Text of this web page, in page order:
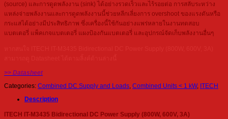
(source) และการดูดพลังงาน (sink) ได้อย่างรวดเร็วและไร้รอยต่อ การสลับระหว่าง
แหล่งจ่ายพลังงานและการดูดพลังงานนี้ช่วยหลีกเลี่ยงการ overshoot ของแรงดันหรือ
กระแสได้อย่างมีประสิทธิภาพ ซึ่งเครื่องนี้ใช้กันอย่างแพร่หลายในงานทดสอบ
แบตเตอรี่ แพ็คเกจแบตเตอรี่ แผงป้องกันแบตเตอรี่ และอุปกรณ์จัดเก็บพลังงานอื่นๆ
>> Datasheet
Categories: Combined DC Supply and Loads, Combined Units < 1 kW, ITECH
Description
ITECH IT-M3435 Bidirectional DC Power Supply (800W, 600V, 3A)